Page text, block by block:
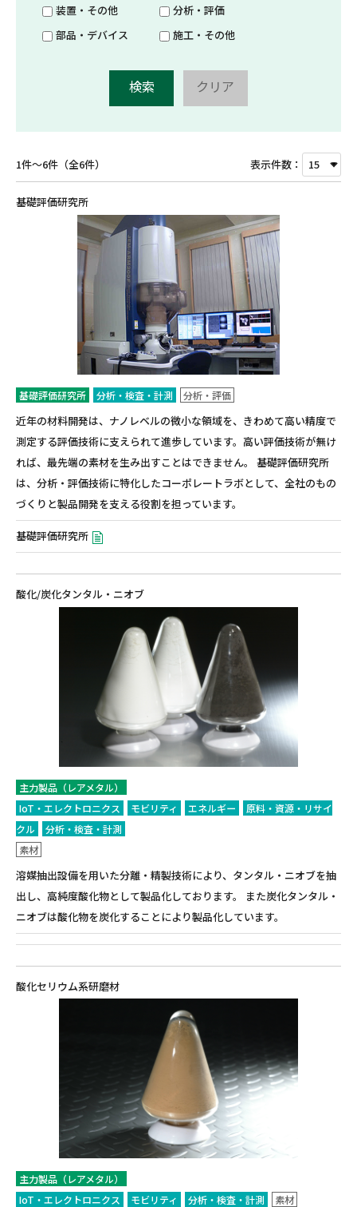
装置・その他
分析・評価
部品・デバイス
施工・その他
表示件数：
1件～6件（全6件）
基礎評価研究所
基礎評価研究所 分析・検査・計測 分析・評価
近年の材料開発は、ナノレベルの微小な領域を、きわめて高い精度で
測定する評価技術に支えられて進歩しています。高い評価技術が無け
れば、最先端の素材を生み出すことはできません。 基礎評価研究所
は、分析・評価技術に特化したコーポレートラボとして、全社のもの
づくりと製品開発を支える役割を担っています。
基礎評価研究所
酸化/炭化タンタル・ニオブ
主力製品（レアメタル）
IoT・エレクトロニクス
モビリティ エネルギー
原料・資源・リサイ
クル
分析・検査・計測
素材
溶媒抽出設備を用いた分離・精製技術により、タンタル・ニオブを抽
出し、高純度酸化物として製品化しております。 また炭化タンタル・
ニオブは酸化物を炭化することにより製品化しています。
酸化セリウム系研磨材
主力製品（レアメタル）
IoT・エレクトロニクス
モビリティ 分析・検査・計測 素材